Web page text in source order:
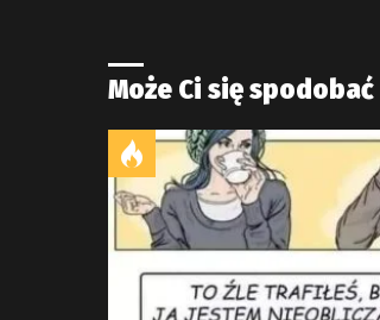
Może Ci się spodobać